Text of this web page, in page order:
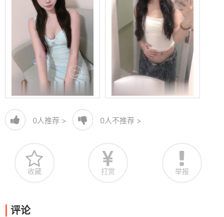
0人推荐 > 0人不推荐 >
收藏 打赏 举报
评论